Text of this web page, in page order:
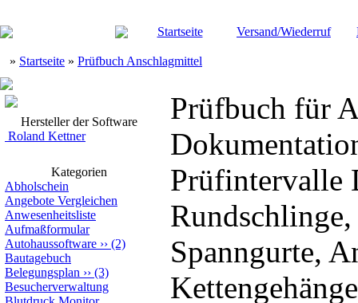
Startseite Versand/Wiederruf
» Startseite » Prüfbuch Anschlagmittel
Hersteller der Software
Roland Kettner
Kategorien
Abholschein
Angebote Vergleichen
Anwesenheitsliste
Aufmaßformular
Autohaussoftware ›› (2)
Bautagebuch
Belegungsplan ›› (3)
Besucherverwaltung
Prüfbuch für
Prüfintervalle
Spanngurte,